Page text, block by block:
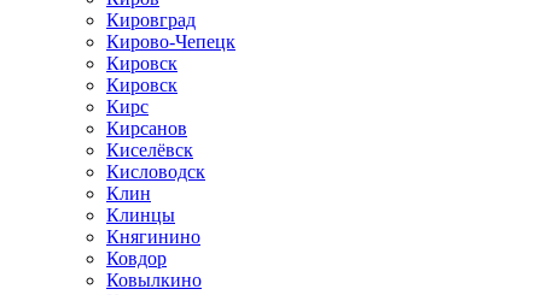
Кировград
Кирово-Чепецк
Кировск
Кировск
Кирс
Кирсанов
Киселёвск
Кисловодск
Клин
Клинцы
Княгинино
Ковдор
Ковылкино